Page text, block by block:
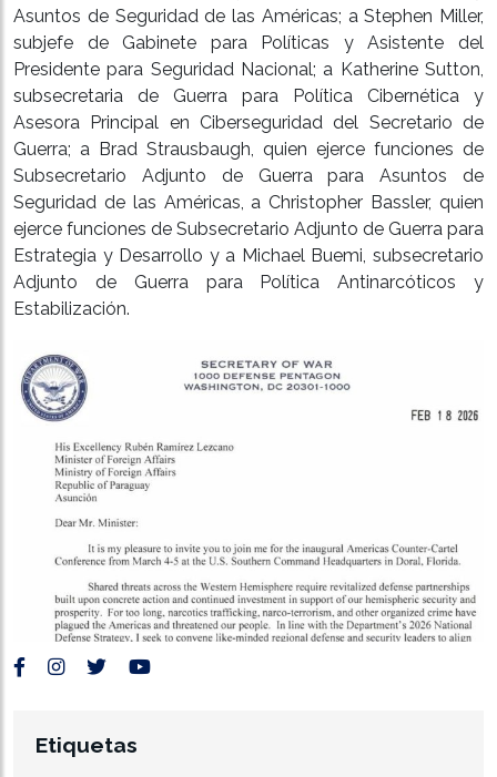
Asuntos de Seguridad de las Américas; a Stephen Miller,
subjefe de Gabinete para Políticas y Asistente del
Presidente para Seguridad Nacional; a Katherine Sutton,
subsecretaria de Guerra para Política Cibernética y
Asesora Principal en Ciberseguridad del Secretario de
Guerra; a Brad Strausbaugh, quien ejerce funciones de
Subsecretario Adjunto de Guerra para Asuntos de
Seguridad de las Américas, a Christopher Bassler, quien
ejerce funciones de Subsecretario Adjunto de Guerra para
Estrategia y Desarrollo y a Michael Buemi, subsecretario
Adjunto de Guerra para Política Antinarcóticos y
Estabilización.
Etiquetas